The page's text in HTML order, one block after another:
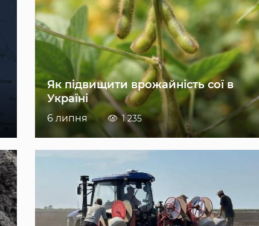
Як підвищити врожайність сої в
Україні
6 липня 1 235